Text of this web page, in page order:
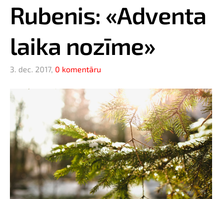
Rubenis: «Adventa
laika nozīme»
3. dec. 2017, 0 komentāru